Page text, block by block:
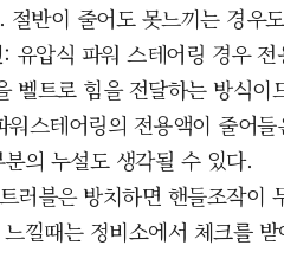
절반이 줄어도 못느끼는 경우
: 유압식 파워 스테어링 경우
벨트로 힘을 전달하는 방식이
워스테어링의 전용액이 줄어
의 누설도 생각될 수 있다.
러블은 방치하면 핸들조작이
낄때는 정비소에서 체크를